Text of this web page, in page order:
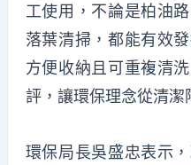
工使用，不論是柏油
落葉清掃，都能有效
方便收納且可重複清
評，讓環保理念從清潔
環保局長吳盛忠表示